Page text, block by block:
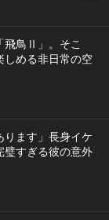
飛鳥Ⅱ」。そこ
しめる非日常の空
ります」長身イケ
璧すぎる彼の意外